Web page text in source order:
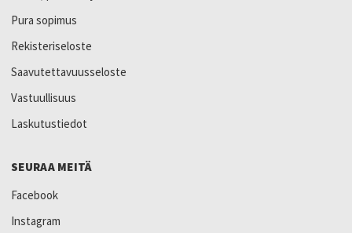
Pura sopimus
Rekisteriseloste
Saavutettavuusseloste
Vastuullisuus
Laskutustiedot
SEURAA MEITÄ
Facebook
Instagram